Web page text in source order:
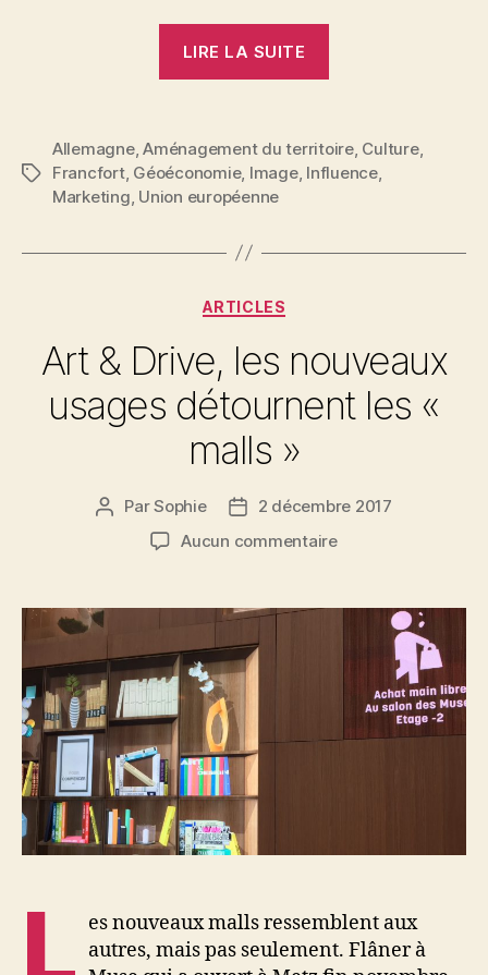
LIRE LA SUITE
la
neue
Étiquettes
Allemagne,Aménagement du territoire, Culture,
Francfort, Géoéconomie, Image, Influence,
Marketing Union européenne
Catégories
ARTICLES
Art & Drive, les nouveaux
usages détournent les «
malls »
Auteur
l’article
ParSophie
Date2 décembre 2017
Aucun commentairesur
Drive,
nouveaux
usages
détournent
L es nouveaux malls ressemblent aux
autres, mais pas seulement. Flâner à